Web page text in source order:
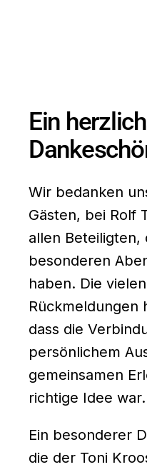
Ein
Wir bedanken
Gästen, bei Rolf
allen Beteiligten,
besonderen
haben. Die
Rückmeldungen
dass die
persönlichem
gemeinsamen
richtige Idee war.
Ein besonderer
die der Toni